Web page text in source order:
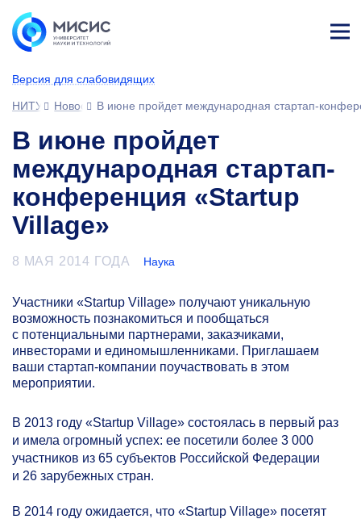
Версия для слабовидящих
ине
НИТУ МИСИС
НовостиВ июне пройдет международная стартап-
В июне пройдет
международная стартап-
конференция «Startup
Village»
8 МАЯ 2014 ГОДА Наука
Участники «Startup Village» получают уникальную
возможность познакомиться и пообщаться
с потенциальными партнерами, заказчиками,
инвесторами и единомышленниками. Приглашаем
ваши стартап-компании поучаствовать в этом
мероприятии.
В 2013 году «Startup Village» состоялась в первый раз
и имела огромный успех: ее посетили более 3 000
участников из 65 субъектов Российской Федерации
и 26 зарубежных стран.
В 2014 году ожидается, что «Startup Village» посетят